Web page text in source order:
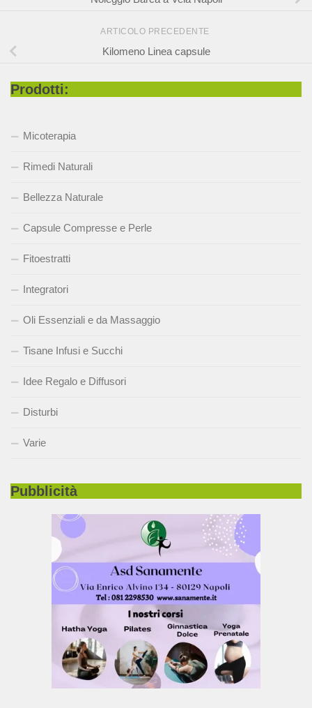
ARTICOLO PRECEDENTE
Kilomeno Linea capsule
Prodotti:
Micoterapia
Rimedi Naturali
Bellezza Naturale
Capsule Compresse e Perle
Fitoestratti
Integratori
Oli Essenziali e da Massaggio
Tisane Infusi e Succhi
Idee Regalo e Diffusori
Disturbi
Varie
Pubblicità